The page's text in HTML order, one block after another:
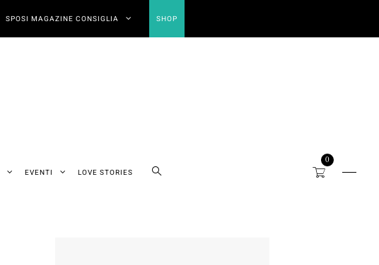
SPOSI MAGAZINE CONSIGLIA SHOP
EVENTI LOVE STORIES
0